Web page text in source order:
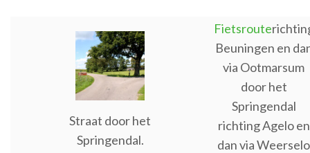
Straat door het
Springendal.
Fietsroute
Beuningen en
via Ootmarsum
door het
Springendal
richting Agelo en
dan via Weerselo